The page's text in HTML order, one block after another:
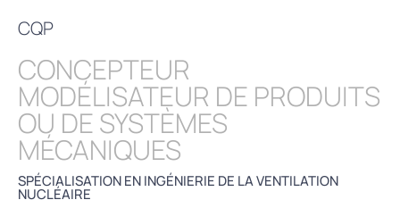
CQP
CONCEPTEUR
MODÉLISATEUR DE PRODUITS
OU DE SYSTÈMES
MÉCANIQUES
SPÉCIALISATION EN INGÉNIERIE DE LA VENTILATION
NUCLÉAIRE